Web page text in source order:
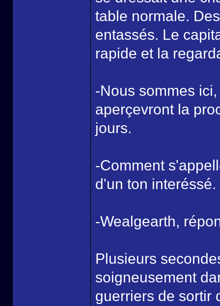
table normale.
entassés. Le
rapide et la
-Nous sommes
aperçevront la
jours.
-Comment
d'un ton interéssé.
-Wealgearth,
Plusieurs
soigneusement
guerriers de sortir